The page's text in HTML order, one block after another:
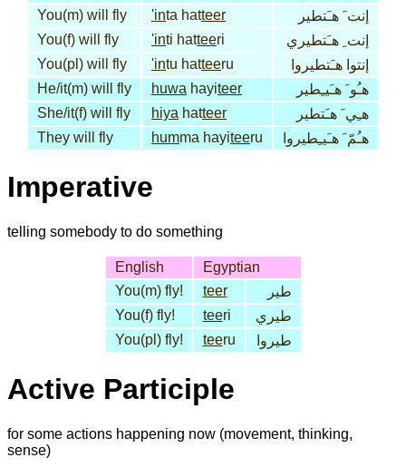
You(m) will fly
'inta hatteer
إنت َ هـَتطير
You(f) will fly
'inti hatteeri
إنت ِ هـَتطيري
You(pl) will fly
'intu hatteeru
إنتوا هـَتطيروا
He/it(m) will fly
huwa hayiteer
هـُو َ هـَيـِطير
She/it(f) will fly
hiya hatteer
هـِي َ هـَتطير
They will fly
humma hayiteeru هـُمّ َ هـَيـِطيروا
Imperative
telling somebody to do something
English
Egyptian
You(m) fly!
teer
طير
You(f) fly!
teeri
طيري
You(pl) fly!
teeru طيروا
Active Participle
for some actions happening now (movement, thinking,
sense)